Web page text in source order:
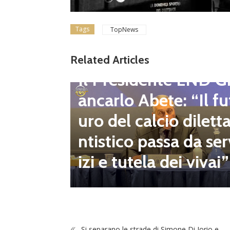
Tags TopNews
Related Articles
Dilettanti Regionali
Il Presidente LND
ancarlo Abete: “Il
uro del calcio
ntistico passa da
izi e tutela dei vivai”